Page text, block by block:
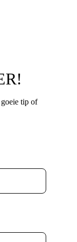
tip of